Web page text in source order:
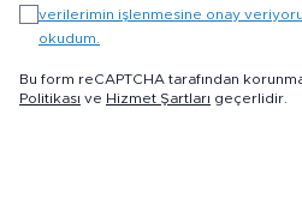
verilerimin işlenmesine onay
okudum.
Bu form reCAPTCHA tarafından
Politikası ve Hizmet Şartları geçerlidir.